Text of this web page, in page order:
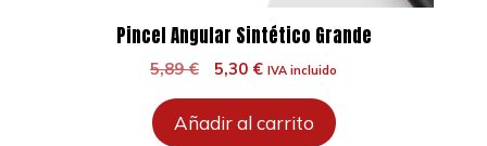
Pincel Angular Sintético Grande
5,89€
El
original
era:
5,30 €El
actual
es:
IVA incluido
Añadir al carrito